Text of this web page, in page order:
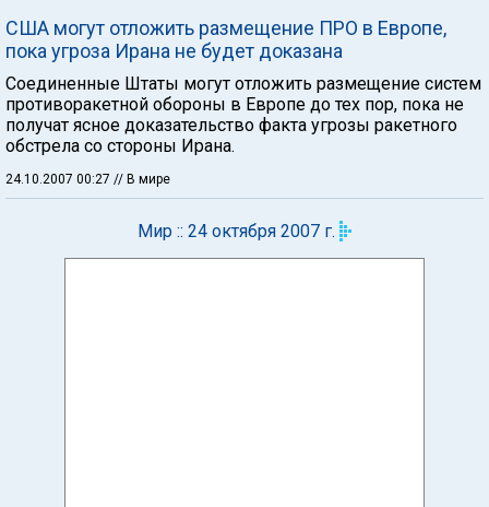
США могут отложить размещение ПРО в Европе,
пока угроза Ирана не будет доказана
Соединенные Штаты могут отложить размещение систем
противоракетной обороны в Европе до тех пор, пока не
получат ясное доказательство факта угрозы ракетного
обстрела со стороны Ирана.
24.10.2007 00:27 // В мире
Мир :: 24 октября 2007 г.